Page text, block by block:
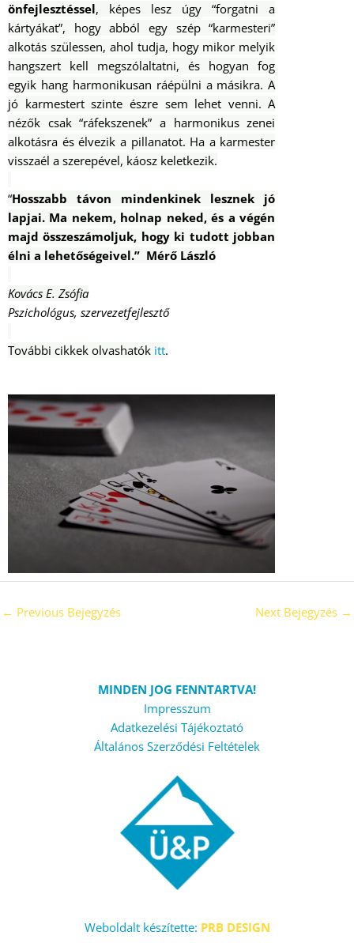
önfejlesztéssel, képes lesz úgy “forgatni a
kártyákat”, hogy abból egy szép “karmesteri”
alkotás szülessen, ahol tudja, hogy mikor melyik
hangszert kell megszólaltatni, és hogyan fog
egyik hang harmonikusan ráépülni a másikra. A
jó karmestert szinte észre sem lehet venni. A
nézők csak “ráfekszenek” a harmonikus zenei
alkotásra és élvezik a pillanatot. Ha a karmester
visszaél a szerepével, káosz keletkezik.
“Hosszabb távon mindenkinek lesznek jó
lapjai. Ma nekem, holnap neked, és a végén
majd összeszámoljuk, hogy ki tudott jobban
élni a lehetőségeivel.” Mérő László
Kovács E. Zsófia
Pszichológus, szervezetfejlesztő
További cikkek olvashatók itt.
← Previous Bejegyzés Next Bejegyzés →
MINDEN JOG FENNTARTVA!
Impresszum
Adatkezelési Tájékoztató
Általános Szerződési Feltételek
Weboldalt készítette: PRB DESIGN